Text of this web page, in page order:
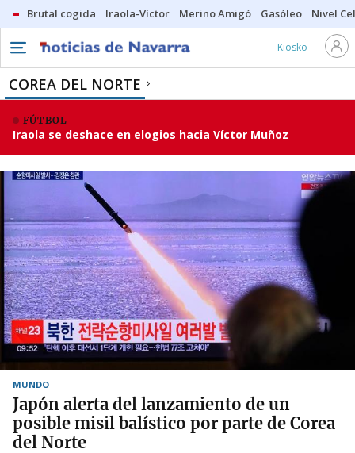
Brutal cogida Iraola-Víctor Merino Amigó Gasóleo Nivel
Kiosko
COREA DEL NORTE
FÚTBOL
Iraola se deshace en elogios hacia Víctor Muñoz
MUNDO
Japón alerta del lanzamiento de un
posible misil balístico por parte de Corea
del Norte